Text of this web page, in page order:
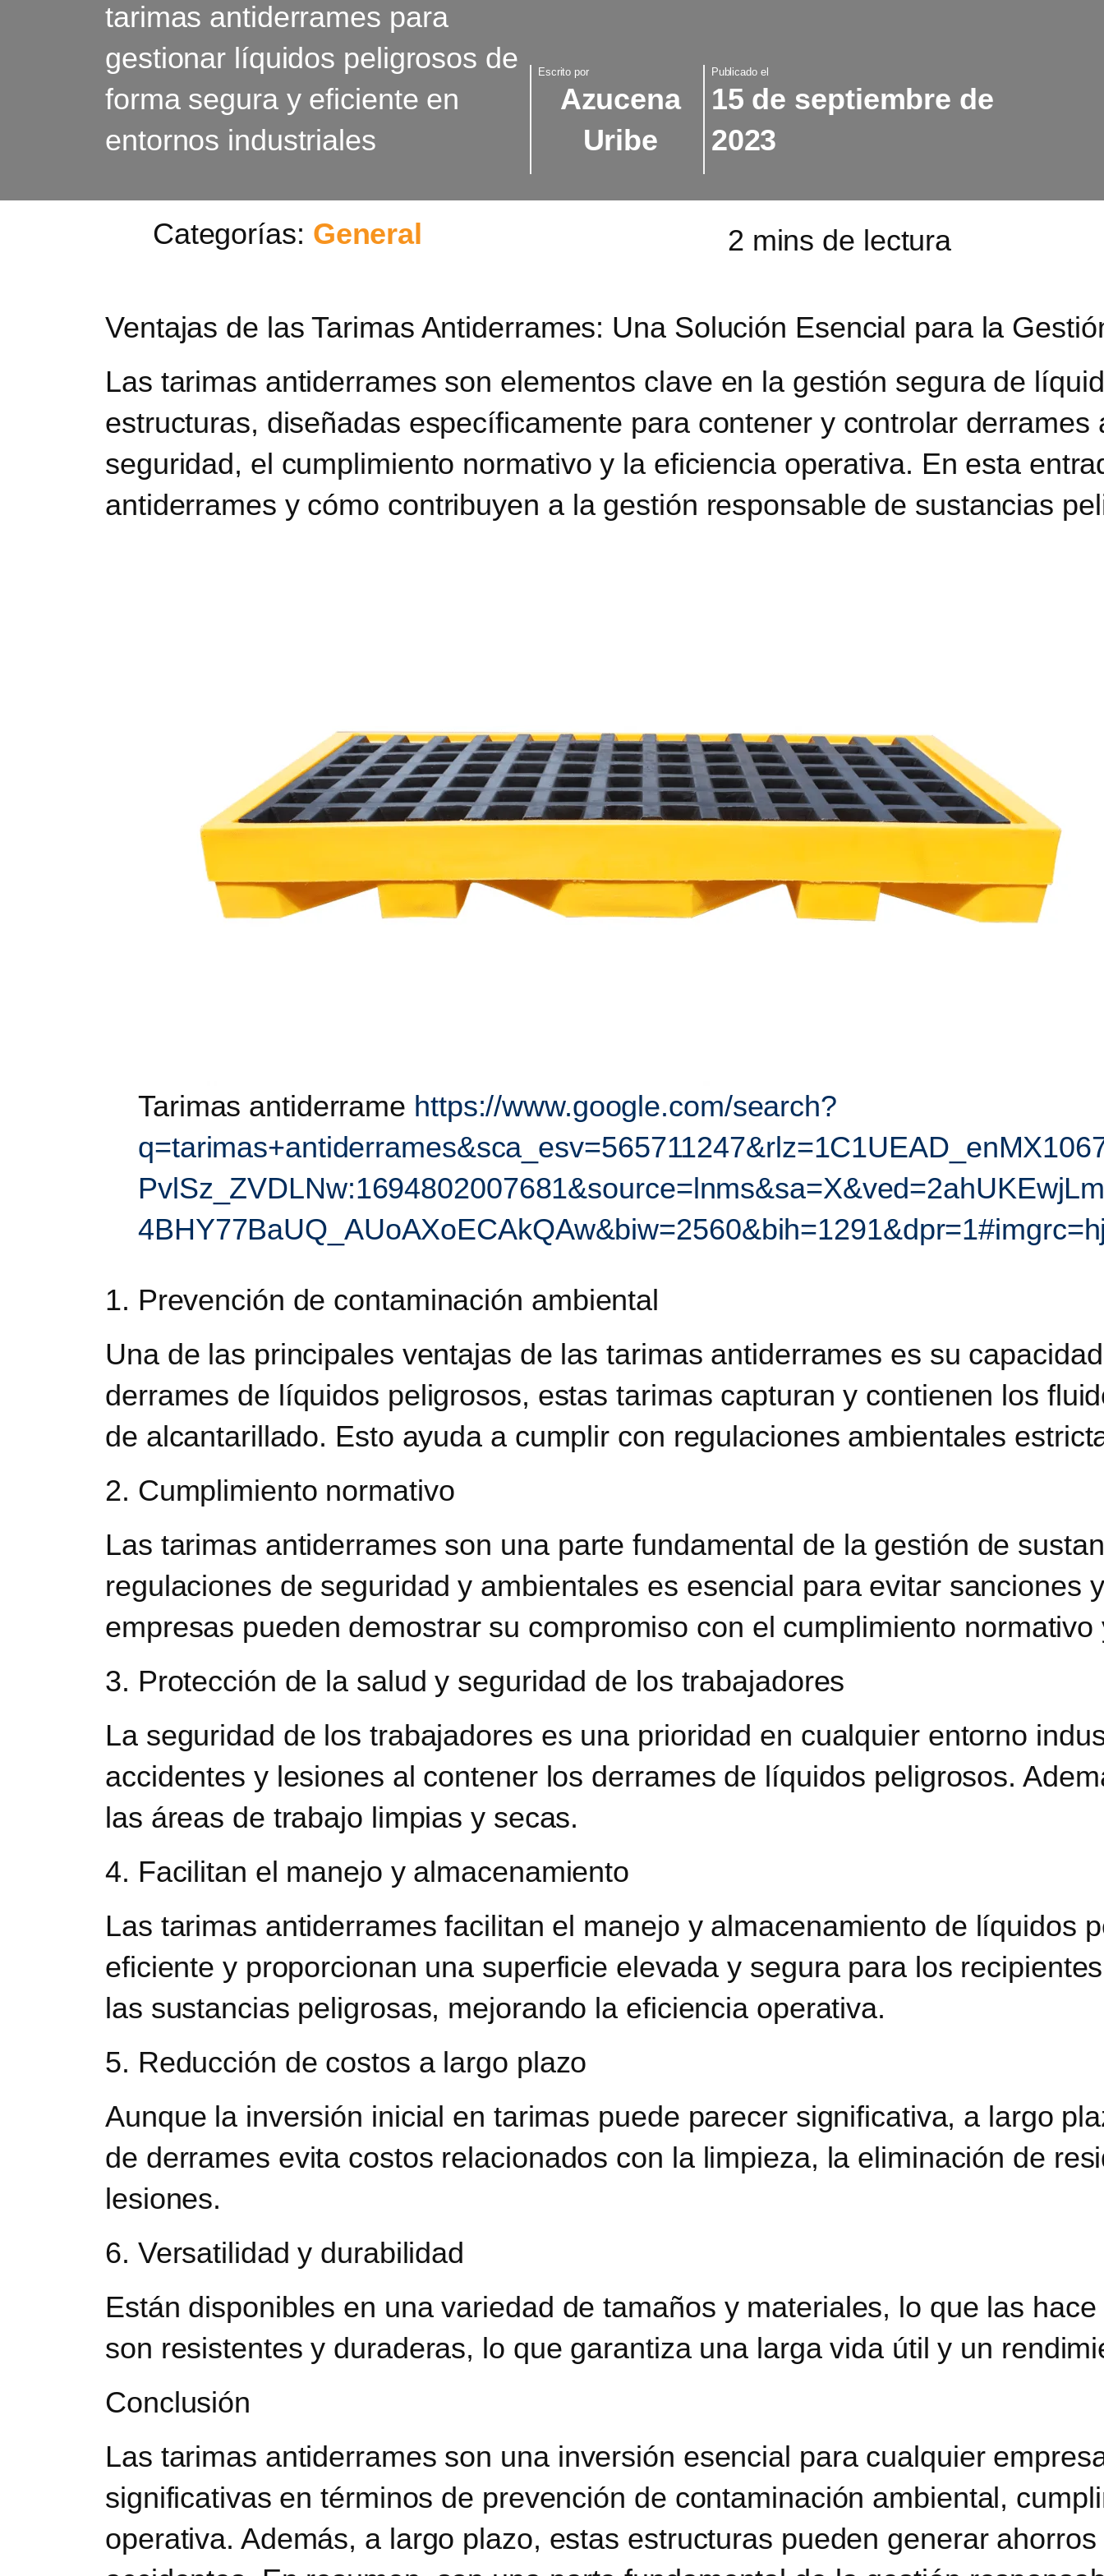
tarimas antiderrames para
gestionar líquidos peligrosos de
forma segura y eficiente en
entornos industriales
Escrito por
Azucena
Uribe
Publicado el
15 de septiembre de
2023
Categorías: General
Ventajas de las Tarimas Antiderrames: Una Solución Esencial para la
Las tarimas antiderrames son elementos clave en la gestión segura de
estructuras, diseñadas específicamente para contener y controlar
seguridad, el cumplimiento normativo y la eficiencia operativa. En esta
antiderrames y cómo contribuyen a la gestión responsable de sustancias
Tarimas antiderrame https://www.google.com/search?
1. Prevención de contaminación ambiental
Una de las principales ventajas de las tarimas antiderrames es su
derrames de líquidos peligrosos, estas tarimas capturan y contienen los
de alcantarillado. Esto ayuda a cumplir con regulaciones ambientales
2. Cumplimiento normativo
Las tarimas antiderrames son una parte fundamental de la gestión de
regulaciones de seguridad y ambientales es esencial para evitar
empresas pueden demostrar su compromiso con el cumplimiento
3. Protección de la salud y seguridad de los trabajadores
La seguridad de los trabajadores es una prioridad en cualquier entorno
accidentes y lesiones al contener los derrames de líquidos peligrosos.
las áreas de trabajo limpias y secas.
4. Facilitan el manejo y almacenamiento
Las tarimas antiderrames facilitan el manejo y almacenamiento de líquidos
eficiente y proporcionan una superficie elevada y segura para los
las sustancias peligrosas, mejorando la eficiencia operativa.
5. Reducción de costos a largo plazo
Aunque la inversión inicial en tarimas puede parecer significativa, a largo
de derrames evita costos relacionados con la limpieza, la eliminación de
lesiones.
6. Versatilidad y durabilidad
Están disponibles en una variedad de tamaños y materiales, lo que las
son resistentes y duraderas, lo que garantiza una larga vida útil y un
Conclusión
Las tarimas antiderrames son una inversión esencial para cualquier
significativas en términos de prevención de contaminación ambiental,
operativa. Además, a largo plazo, estas estructuras pueden generar